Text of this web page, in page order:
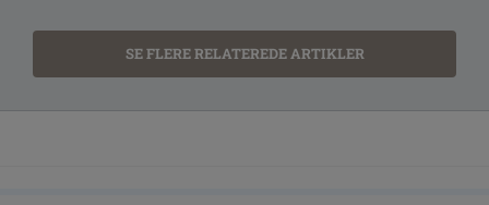
SE FLERE RELATEREDE ARTIKLER